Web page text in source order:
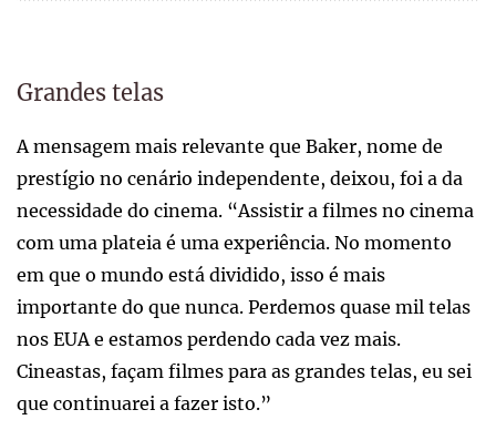
Grandes telas
A mensagem mais relevante que Baker, nome de
prestígio no cenário independente, deixou, foi a da
necessidade do cinema. “Assistir a filmes no cinema
com uma plateia é uma experiência. No momento
em que o mundo está dividido, isso é mais
importante do que nunca. Perdemos quase mil telas
nos EUA e estamos perdendo cada vez mais.
Cineastas, façam filmes para as grandes telas, eu sei
que continuarei a fazer isto.”